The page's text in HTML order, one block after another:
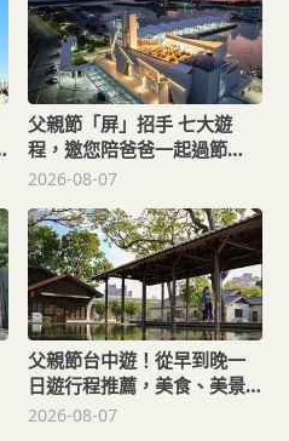
父親節「屏」招手 七大遊
程，邀您陪爸爸一起過節
「趣」！
2026-08-07
父親節台中遊！從早到晚一
日遊行程推薦，美食、美景
一次滿足！
2026-08-07